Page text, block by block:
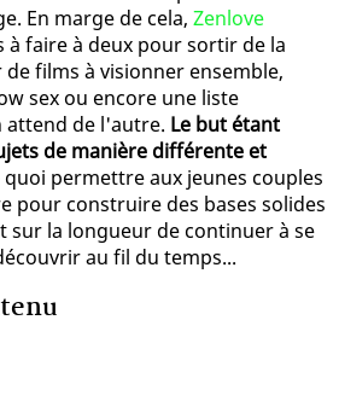
En marge de cela, Zenlove
à faire à deux pour sortir de la
films à visionner ensemble,
sex ou encore une liste
de l'autre. Le but étant
de manière différente et
quoi permettre aux jeunes couples
pour construire des bases solides
sur la longueur de continuer à se
au fil du temps...